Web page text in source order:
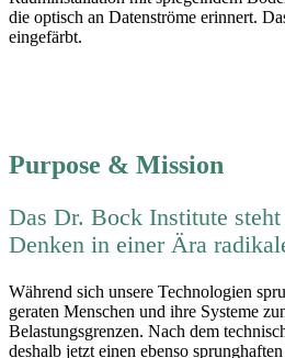
Purpose & Mission
Das Dr. Bock Institute
Denken in einer Ära
Während sich unsere Technologien
geraten Menschen und ihre Systeme
Belastungsgrenzen. Nach dem
deshalb jetzt einen ebenso